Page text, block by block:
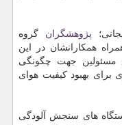
پژوهشگران گروه
همکارانشان در این
مسئولین جهت چگونگی
بهبود کیفیت هوای
های سنجش آلودگی